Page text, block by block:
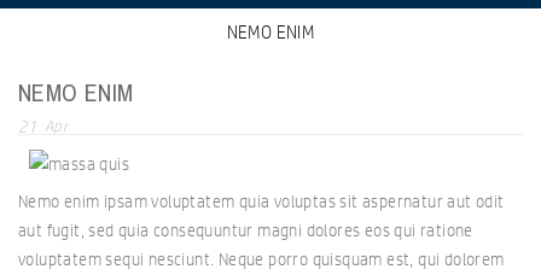
NEMO ENIM
NEMO ENIM
21 Apr
Nemo enim ipsam voluptatem quia voluptas sit aspernatur aut odit
aut fugit, sed quia consequuntur magni dolores eos qui ratione
voluptatem sequi nesciunt. Neque porro quisquam est, qui dolorem